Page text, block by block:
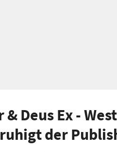
& Deus Ex -
der